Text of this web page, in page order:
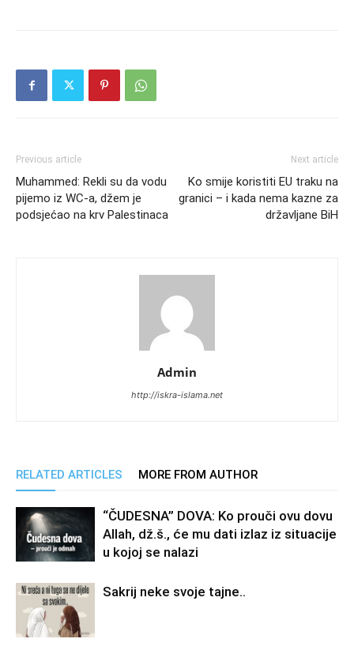
Previous article
Muhammed: Rekli su da vodu
pijemo iz WC-a, džem je
podsjećao na krv Palestinaca
Next article
Ko smije koristiti EU traku na
granici – i kada nema kazne za
državljane BiH
Admin
http://iskra-islama.net
RELATED ARTICLES MORE FROM AUTHOR
“ČUDESNA” DOVA: Ko prouči ovu dovu
Allah, dž.š., će mu dati izlaz iz situacije
u kojoj se nalazi
Sakrij neke svoje tajne..